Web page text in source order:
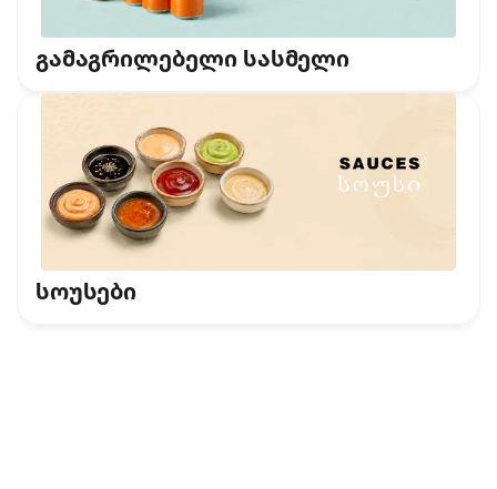
გამაგრილებელი სასმელი
სოუსები